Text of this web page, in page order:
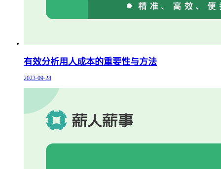
有效分析用人成本的重要性与方法
2023-09-28